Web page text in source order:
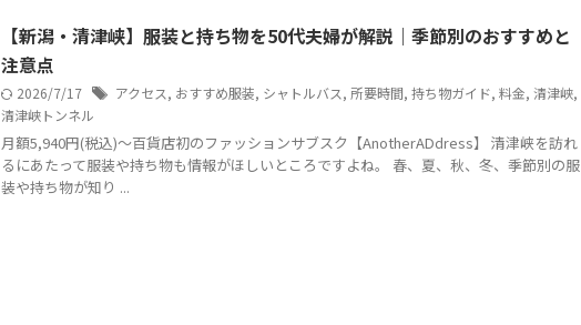
【新潟・清津峡】服装と持ち物を50代夫婦が解説｜季節別のおすすめと
注意点
2026/7/17 アクセス, おすすめ服装, シャトルバス, 所要時間, 持ち物ガイド, 料金, 清津峡,
清津峡トンネル
月額5,940円(税込)〜百貨店初のファッションサブスク【AnotherADdress】 清津峡を訪れ
るにあたって服装や持ち物も情報がほしいところですよね。 春、夏、秋、冬、季節別の服
装や持ち物が知り ...